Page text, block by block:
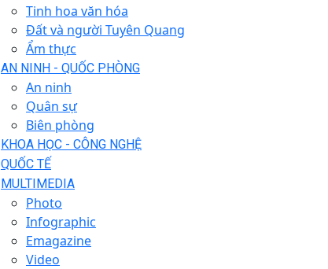
Tinh hoa văn hóa
Đất và người Tuyên Quang
Ẩm thực
AN NINH - QUỐC PHÒNG
An ninh
Quân sự
Biên phòng
KHOA HỌC - CÔNG NGHỆ
QUỐC TẾ
MULTIMEDIA
Photo
Infographic
Emagazine
Video